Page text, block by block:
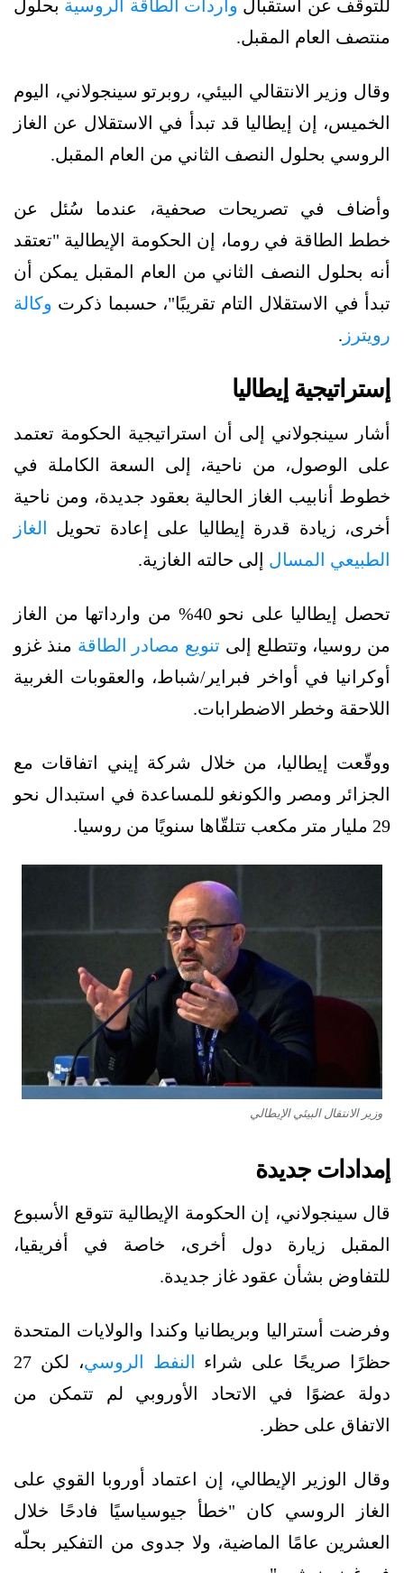
للتوقف عن استقبال واردات الطاقة الروسية بحلول
منتصف العام المقبل.
وقال وزير الانتقالي البيئي، روبرتو سينجولاني، اليوم
الخميس، إن إيطاليا قد تبدأ في الاستقلال عن الغاز
الروسي بحلول النصف الثاني من العام المقبل.
وأضاف في تصريحات صحفية، عندما سُئل عن
خطط الطاقة في روما، إن الحكومة الإيطالية "تعتقد
أنه بحلول النصف الثاني من العام المقبل يمكن أن
تبدأ في الاستقلال التام تقريبًا"، حسبما ذكرت وكالة
رويترز .
إستراتيجية إيطاليا
أشار سينجولاني إلى أن استراتيجية الحكومة تعتمد
على الوصول، من ناحية، إلى السعة الكاملة في
خطوط أنابيب الغاز الحالية بعقود جديدة، ومن ناحية
أخرى، زيادة قدرة إيطاليا على إعادة تحويل
الغاز
الطبيعي المسال إلى حالته الغازية.
تحصل إيطاليا على نحو 40% من وارداتها من الغاز
من روسيا، وتتطلع إلى تنويع مصادر الطاقة منذ غزو
أوكرانيا في أواخر فبراير/شباط، والعقوبات الغربية
اللاحقة وخطر الاضطرابات.
ووقّعت إيطاليا، من خلال شركة إيني اتفاقات مع
الجزائر ومصر والكونغو للمساعدة في استبدال نحو
29 مليار متر مكعب تتلقّاها سنويًا من روسيا.
وزير الانتقال البيئي الإيطالي
إمدادات جديدة
قال سينجولاني، إن الحكومة الإيطالية تتوقع الأسبوع
المقبل زيارة دول أخرى، خاصة في أفريقيا،
للتفاوض بشأن عقود غاز جديدة.
وفرضت أستراليا وبريطانيا وكندا والولايات المتحدة
حظرًا صريحًا على شراء
النفط الروسي
، لكن 27
دولة عضوًا في الاتحاد الأوروبي لم تتمكن من
الاتفاق على حظر.
وقال الوزير الإيطالي، إن اعتماد أوروبا القوي على
الغاز الروسي كان "خطأ جيوسياسيًا فادحًا خلال
العشرين عامًا الماضية، ولا جدوى من التفكير بحلّه